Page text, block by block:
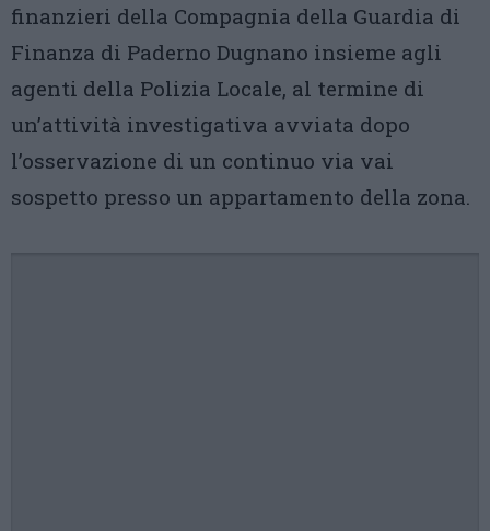
finanzieri della Compagnia della Guardia di
Finanza di Paderno Dugnano insieme agli
agenti della Polizia Locale, al termine di
un’attività investigativa avviata dopo
l’osservazione di un continuo via vai
sospetto presso un appartamento della zona.